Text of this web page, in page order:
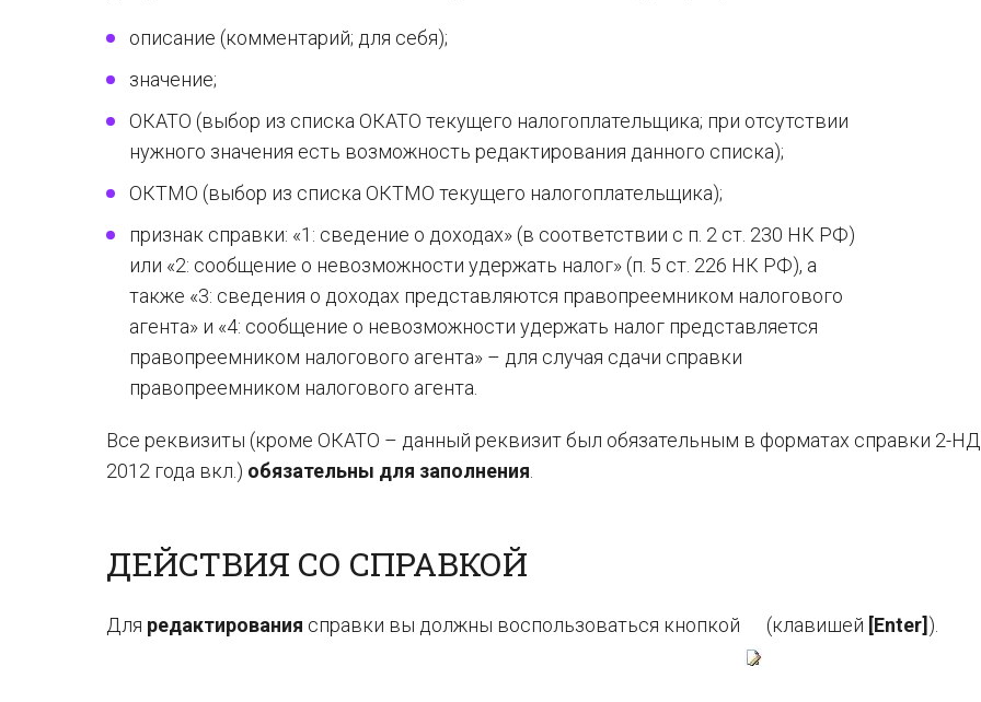
описание (комментарий; для себя);
значение;
ОКАТО (выбор из списка ОКАТО текущего налогоплательщика; при отсутствии
нужного значения есть возможность редактирования данного списка);
ОКТМО (выбор из списка ОКТМО текущего налогоплательщика);
признак справки: «1: сведение о доходах» (в соответствии с п. 2 ст. 230 НК РФ)
или «2: сообщение о невозможности удержать налог» (п. 5 ст. 226 НК РФ), а
также «3: сведения о доходах представляются правопреемником налогового
агента» и «4: сообщение о невозможности удержать налог представляется
правопреемником налогового агента» – для случая сдачи справки
правопреемником налогового агента.
Все реквизиты (кроме ОКАТО – данный реквизит был обязательным в форматах справки 2-
2012 года вкл.) обязательны для заполнения
ДЕЙСТВИЯ СО СПРАВКОЙ
Для редактирования справки вы должны воспользоваться кнопкой (клавишей [Enter] ).